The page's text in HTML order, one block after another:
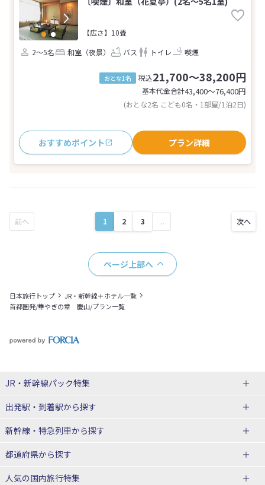
【広さ】10畳
2～5名
和室（夜景） バス トイレ 喫煙
おとな1名 税込21,700～38,200円
基本代金合計43,400〜76,400円
(おとな2名 こども0名・1部屋/1泊2日)
おすすめポイント プラン詳細
1 2 3 ...
ページ上部へ
日本旅行トップ
JR・新幹線＋ホテル一覧
首都圏発/華やぎの章 慶山/プラン一覧
JR・新幹線パック特集
JR・新幹線＋ホテルパック
出張パック
出発駅・到着駅から探す
秋田⇔東京 新幹線パック
仙台→東京 新幹線パック
富山⇔東京 新幹線パック
新幹線・特急列車から探す
北海道新幹線 旅行
山形新幹線 旅行
都道府県から探す
人気の国内旅行特集